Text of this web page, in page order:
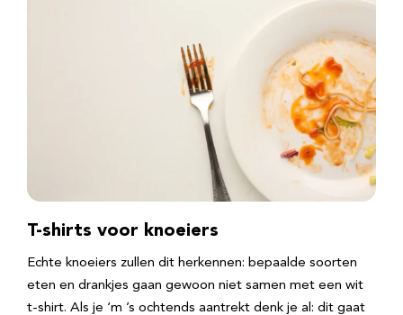
T-shirts voor knoeiers
Echte knoeiers zullen dit herkennen: bepaalde soorten
eten en drankjes gaan gewoon niet samen met een wit
t-shirt. Als je ‘m ’s ochtends aantrekt denk je al: dit gaat